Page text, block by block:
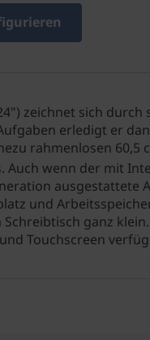
zeichnet sich durch
erledigt er
rahmenlosen 60,5
Auch wenn der mit
ausgestattete
und
ganz
Touchscreen